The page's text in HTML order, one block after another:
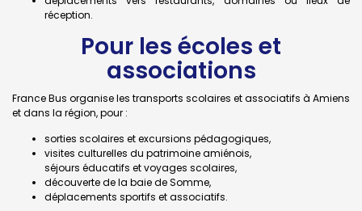
réception.
Pour les écoles et
associations
France Bus organise les transports scolaires et associatifs à Amiens
et dans la région, pour :
sorties scolaires et excursions pédagogiques,
visites culturelles du patrimoine amiénois,
séjours éducatifs et voyages scolaires,
découverte de la baie de Somme,
déplacements sportifs et associatifs.